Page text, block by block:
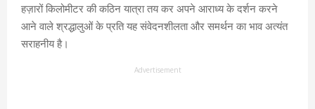
हज़ारों किलोमीटर की कठिन यात्रा तय कर अपने आराध्य के दर्शन करने
आने वाले श्रद्धालुओं के प्रति यह संवेदनशीलता और समर्थन का भाव अत्यंत
सराहनीय है।
Advertisement